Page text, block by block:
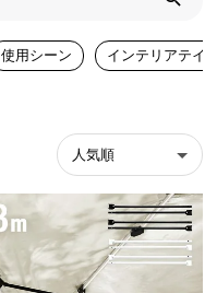
使用シーン インテリアテイ
人気順